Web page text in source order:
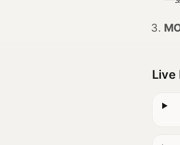
Live